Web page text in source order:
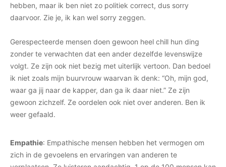
hebben, maar ik ben niet zo politiek correct, dus sorry
daarvoor. Zie je, ik kan wel sorry zeggen.
Gerespecteerde mensen doen gewoon heel chill hun ding
zonder te verwachten dat een ander dezelfde levenswijze
volgt. Ze zijn ook niet bezig met uiterlijk vertoon. Dan bedoel
ik niet zoals mijn buurvrouw waarvan ik denk: “Oh, mijn god,
waar ga jij naar de kapper, dan ga ik daar niet.” Ze zijn
gewoon zichzelf. Ze oordelen ook niet over anderen. Ben ik
weer gefaald.
Empathie: Empathische mensen hebben het vermogen om
zich in de gevoelens en ervaringen van anderen te